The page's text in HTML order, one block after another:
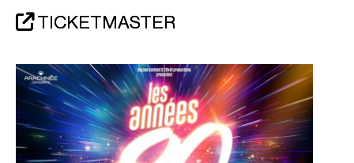
TICKETMASTER